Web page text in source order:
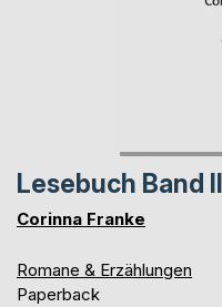
Lesebuch Band II
Corinna Franke
Romane & Erzählungen
Paperback